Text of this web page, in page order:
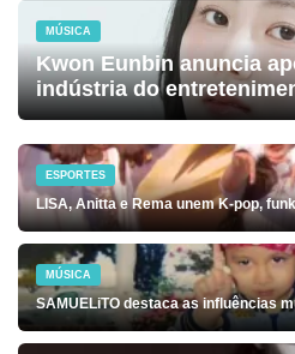
MÚSICA
Kwon Eunbin anuncia
indústria do
ESPORTES
LISA, Anitta e Rema unem K-pop,
MÚSICA
SAMUELiTO destaca as influências